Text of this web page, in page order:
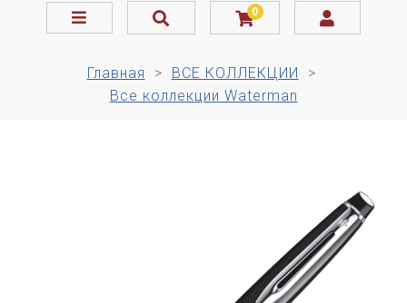
0
Главная
ВСЕ КОЛЛЕКЦИИ
Все коллекции Waterman